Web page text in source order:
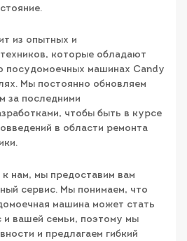
из опытных и
которые обладают
посудомоечных машинах Candy
Мы постоянно обновляем
за последними
чтобы быть в курсе
в области ремонта
к нам, мы предоставим вам
сервис. Мы понимаем, что
машина может стать
и вашей семьи, поэтому мы
и предлагаем гибкий